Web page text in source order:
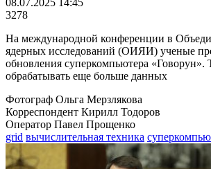
08.07.2025 14:45
3278
На международной конференции в
ядерных исследований (ОИЯИ) ученые
обновления суперкомпьютера «Говорун».
обрабатывать еще больше данных
Фотограф Ольга Мерзлякова
Корреспондент Кирилл Тодоров
Оператор Павел Прощенко
grid вычислительная техника